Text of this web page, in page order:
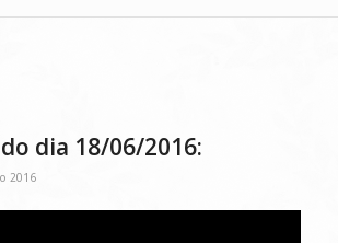
dia 18/06/2016:
2016